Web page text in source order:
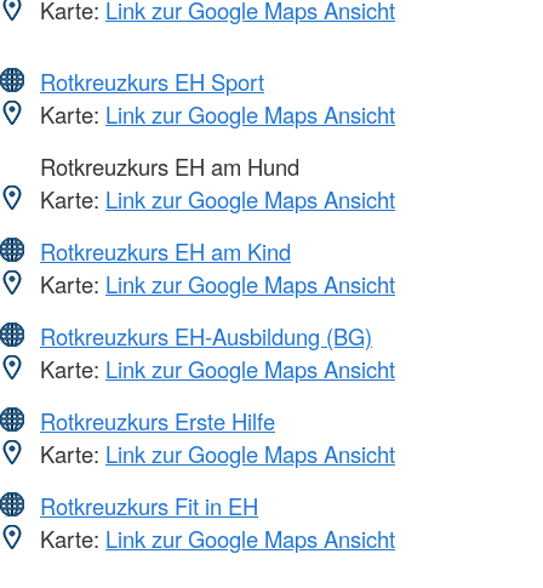
Karte: Link zur Google Maps Ansicht
Rotkreuzkurs EH Sport
Karte: Link zur Google Maps Ansicht
Rotkreuzkurs EH am Hund
Karte: Link zur Google Maps Ansicht
Rotkreuzkurs EH am Kind
Karte: Link zur Google Maps Ansicht
Rotkreuzkurs EH-Ausbildung (BG)
Karte: Link zur Google Maps Ansicht
Rotkreuzkurs Erste Hilfe
Karte: Link zur Google Maps Ansicht
Rotkreuzkurs Fit in EH
Karte: Link zur Google Maps Ansicht